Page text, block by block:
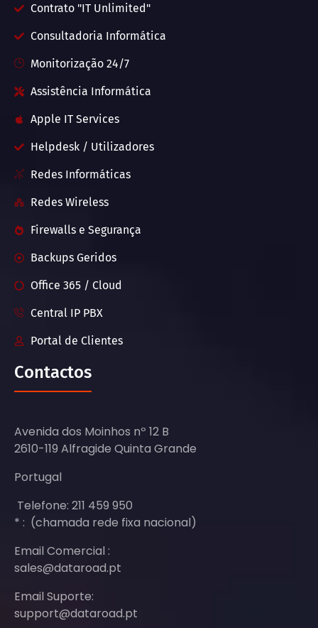
Contrato "IT Unlimited"
Consultadoria Informática
Monitorização 24/7
Assistência Informática
Apple IT Services
Helpdesk / Utilizadores
Redes Informáticas
Redes Wireless
Firewalls e Segurança
Backups Geridos
Office 365 / Cloud
Central IP PBX
Portal de Clientes
Contactos
Avenida dos Moinhos nº 12 B
2610-119 Alfragide Quinta Grande
Portugal
Telefone: 211 459 950
* : (chamada rede fixa nacional)
Email Comercial :
sales@dataroad.pt
Email Suporte:
support@dataroad.pt